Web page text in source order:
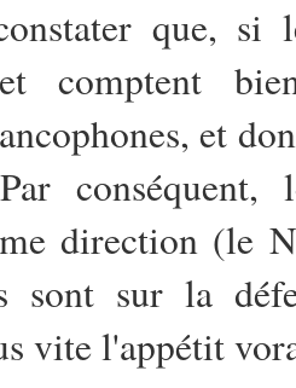
que,
comptent
et
conséquent,
direction (le
sont sur la
vite l'appétit